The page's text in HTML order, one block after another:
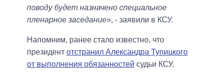
поводу будет назначено специальное
пленарное заседание», - заявили в КСУ.
Напомним, ранее стало известно, что
президент отстранил Александра Тупицкого
от выполнения обязанностей судьи КСУ.